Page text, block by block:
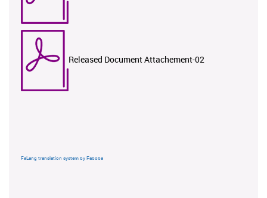
Released Document Attachement-02
FaLang translation system by Faboba